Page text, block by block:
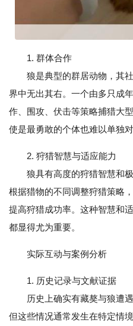
1. 群体合作
狼是典型的群居动物，其社
界中无出其右。一个由多只成
作、围攻、伏击等策略捕猎大
使是最勇敢的个体也难以单独
2. 狩猎智慧与适应能力
狼具有高度的狩猎智慧和极
根据猎物的不同调整狩猎策略
提高狩猎成功率。这种智慧和
都显得尤为重要。
实际互动与案例分析
1. 历史记录与文献证据
历史上确实有藏獒与狼遭遇
但这些情况通常发生在特定情